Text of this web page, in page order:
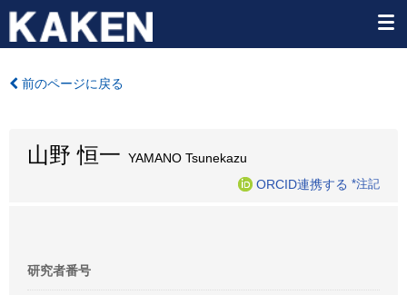
前のページに戻る
山野 恒一 YAMANO Tsunekazu
ORCID連携する *注記
研究者番号